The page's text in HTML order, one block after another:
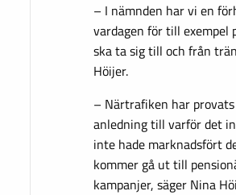
– I nämnden har vi en
vardagen för till exempel
ska ta sig till och från
Höijer.
– Närtrafiken har
anledning till varför det
inte hade marknadsfört
kommer gå ut till
kampanjer, säger Nina